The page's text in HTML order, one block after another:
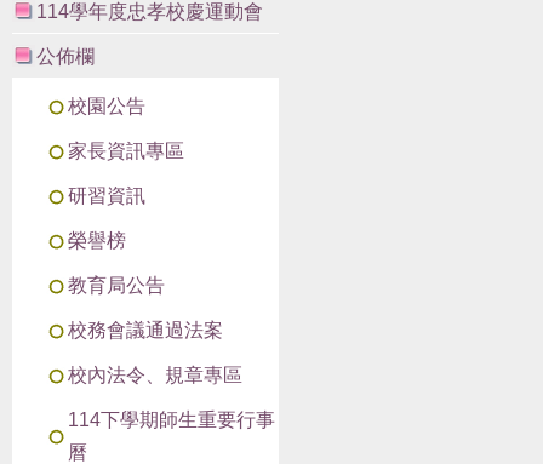
114學年度忠孝校慶運動會
公佈欄
校園公告
家長資訊專區
研習資訊
榮譽榜
教育局公告
校務會議通過法案
校內法令、規章專區
114下學期師生重要行事
曆